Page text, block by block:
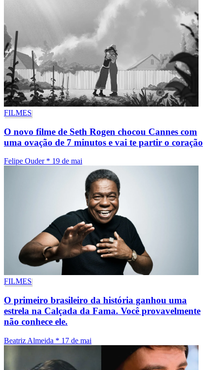
FILMES
O novo filme de Seth Rogen chocou Cannes com
uma ovação de 7 minutos e vai te partir o coração
Felipe Ouder * 19 de mai
FILMES
O primeiro brasileiro da história ganhou uma
estrela na Calçada da Fama. Você provavelmente
não conhece ele.
Beatriz Almeida * 17 de mai